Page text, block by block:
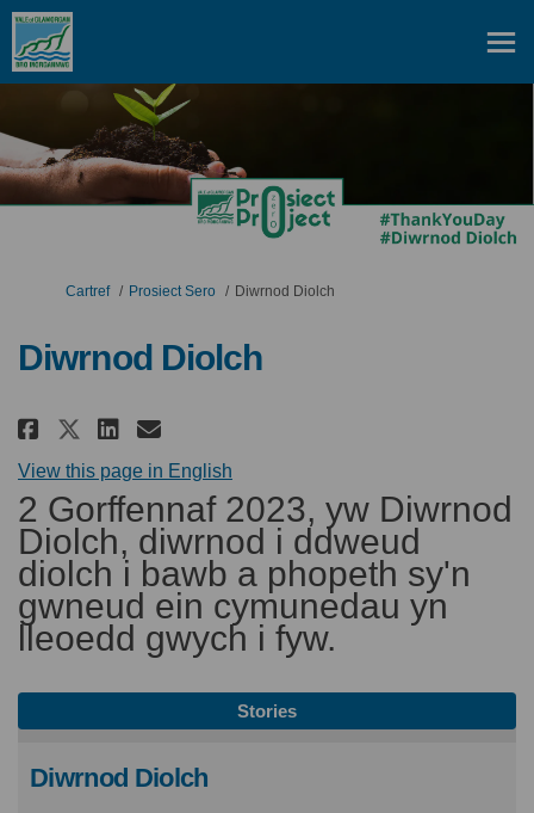
Rydych yma:
Cartref Prosiect Sero Diwrnod Diolch
Diwrnod Diolch
Rhannu Diwrnod Diolch ar
Rhannu Diwrnod Diolch Ar
Rhannu Diwrnod Diolch
E-bost Diwrnod Diolch
View this page in English
2 Gorffennaf 2023, yw Diwrnod
Diolch, diwrnod i ddweud
diolch i bawb a phopeth sy'n
gwneud ein cymunedau yn
lleoedd gwych i fyw.
Stories
Diwrnod Diolch